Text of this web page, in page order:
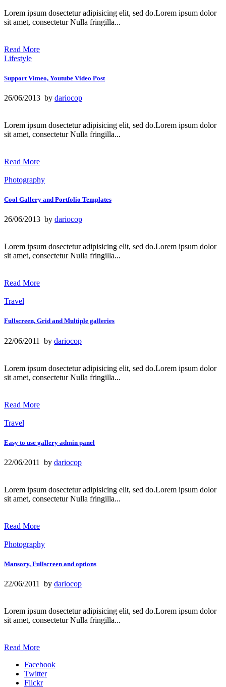
Lorem ipsum dosectetur adipisicing elit, sed do.Lorem ipsum dolor
sit amet, consectetur Nulla fringilla...
Read More
Lifestyle
Support Vimeo, Youtube Video Post
26/06/2013 by dariocop
Lorem ipsum dosectetur adipisicing elit, sed do.Lorem ipsum dolor
sit amet, consectetur Nulla fringilla...
Read More
Photography
Cool Gallery and Portfolio Templates
26/06/2013 by dariocop
Lorem ipsum dosectetur adipisicing elit, sed do.Lorem ipsum dolor
sit amet, consectetur Nulla fringilla...
Read More
Travel
Fullscreen, Grid and Multiple galleries
22/06/2011 by dariocop
Lorem ipsum dosectetur adipisicing elit, sed do.Lorem ipsum dolor
sit amet, consectetur Nulla fringilla...
Read More
Travel
Easy to use gallery admin panel
22/06/2011 by dariocop
Lorem ipsum dosectetur adipisicing elit, sed do.Lorem ipsum dolor
sit amet, consectetur Nulla fringilla...
Read More
Photography
Mansory, Fullscreen and options
22/06/2011 by dariocop
Lorem ipsum dosectetur adipisicing elit, sed do.Lorem ipsum dolor
sit amet, consectetur Nulla fringilla...
Read More
Facebook
Twitter
Flickr